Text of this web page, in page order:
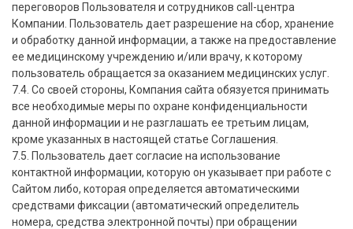
переговоров Пользователя и сотрудников call-центра
Компании. Пользователь дает разрешение на сбор, хранение
и обработку данной информации, а также на предоставление
ее медицинскому учреждению и/или врачу, к которому
пользователь обращается за оказанием медицинских услуг.
7.4. Со своей стороны, Компания сайта обязуется принимать
все необходимые меры по охране конфиденциальности
данной информации и не разглашать ее третьим лицам,
кроме указанных в настоящей статье Соглашения.
7.5. Пользователь дает согласие на использование
контактной информации, которую он указывает при работе с
Сайтом либо, которая определяется автоматическими
средствами фиксации (автоматический определитель
номера, средства электронной почты) при обращении